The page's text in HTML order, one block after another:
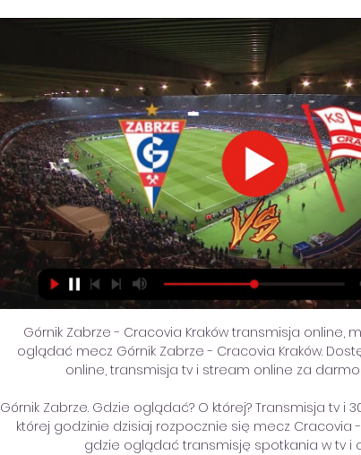
Górnik Zabrze - Cracovia Kraków transmisja online,
oglądać mecz Górnik Zabrze - Cracovia Kraków.
online, transmisja tv i stream online za
Górnik Zabrze. Gdzie oglądać? O której? Transmisja tv i
której godzinie dzisiaj rozpocznie się mecz Cracovia -
gdzie oglądać transmisję spotkania w tv i